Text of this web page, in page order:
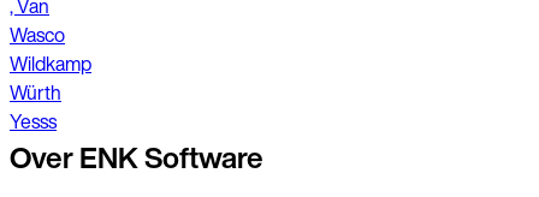
, Van
Wasco
Wildkamp
Würth
Yesss
Over ENK Software